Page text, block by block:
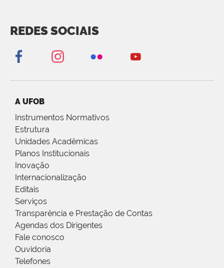
REDES SOCIAIS
A UFOB
Instrumentos Normativos
Estrutura
Unidades Acadêmicas
Planos Institucionais
Inovação
Internacionalização
Editais
Serviços
Transparência e Prestação de Contas
Agendas dos Dirigentes
Fale conosco
Ouvidoria
Telefones